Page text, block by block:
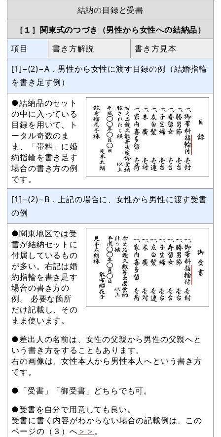
結納の目録と受書
［１］関東式のつづき（男性から女性への結納品）
項目
書き方解説
書き方見本
[1]−(2)−A．男性から女性に渡す目録の例（結婚指輪
を書き足す例）
●結納品のセット
の中に入っている
目録を用いて、ト
ータル奇数のま
ま、「帯料」に婚
約指輪を書き足す
場合の書き方の例
です。
[1]−(2)−B．上記の場合に、女性から男性に渡す受書
の例
●関東地区では受
書が結納セットに
付属しているもの
が多い。右記は婚
約指輪を書き足す
場合の書き方の
例。 必要な箇所
だけ記載し、その
まま使います。
●差出人の名前は、女性の父親から男性の父親へと
いう書き方をすることもあります。
右の画像は、女性本人から男性本人へという書き方
です。
●「受書」「御受書」どちらでも可。
●受書を自分で用意しても良い。
受書に書く内容がわからない場合の記載例は、この
ページの（３）へ ＞＞ 。